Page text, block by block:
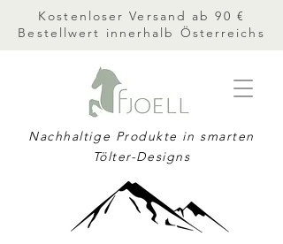
Kostenloser Versand ab 90 €
Bestellwert innerhalb Österreichs
Nachhaltige Produkte in smarten
Tölter-Designs